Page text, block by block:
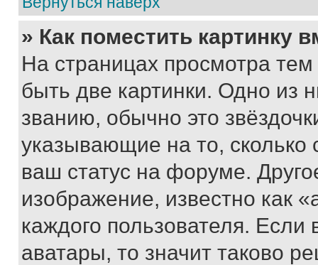
» Как поместить картинку
На страницах просмотра
быть две картинки. Одно из
званию, обычно это
указывающие на то,
ваш статус на форуме.
изображение, известно как
каждого пользователя.
аватары, то значит таково